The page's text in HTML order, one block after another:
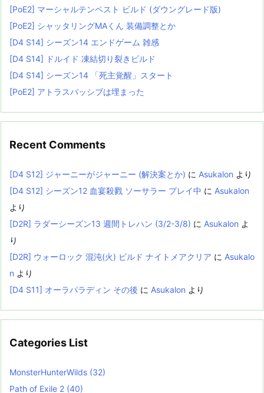
[PoE2] マーシャルテンペスト ビルド (ダウングレード版)
[PoE2] シャッタリングMAくん 装備調整とか
[D4 S14] シーズン14 エンドゲーム 雑感
[D4 S14] ドルイド 凍結切り裂きビルド
[D4 S14] シーズン14 「死主覚醒」スタート
[PoE2] アトラスパッシブは埋まった
Recent Comments
[D4 S12] ジャーニーがジャーニー (解決案とか) に Asukalon より
[D4 S12] シーズン12 血宴殺戮 ソーサラー プレイ中 に Asukalon
より
[D2R] ラダーシーズン13 週間トレハン (3/2-3/8) に Asukalon よ
り
[D2R] ウォーロック 混沌(火) ビルド ナイトメアクリア に Asukalo
n より
[D4 S11] オーラパラディン その後 に Asukalon より
Categories List
MonsterHunterWilds (32)
Path of Exile 2 (40)